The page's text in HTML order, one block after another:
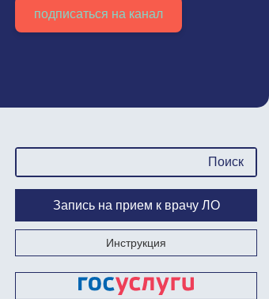
подписаться на канал
Запись на прием к врачу ЛО
Инструкция
Запишись на прием к врачу на Госуслугах